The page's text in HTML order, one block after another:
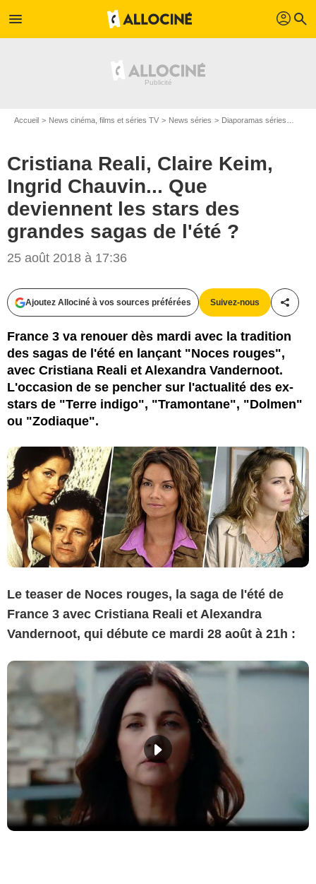
menu profil search
Accueil News cinéma, films et séries TV News séries Diaporamas séries
Cristiana Reali, Claire Keim,
Ingrid Chauvin... Que
deviennent les stars des
grandes sagas de l'été ?
25 août 2018 à 17:36
Ajoutez Allociné à vos sources préférées Suivez-nous
France 3 va renouer dès mardi avec la tradition
des sagas de l'été en lançant "Noces rouges",
avec Cristiana Reali et Alexandra Vandernoot.
L'occasion de se pencher sur l'actualité des ex-
stars de "Terre indigo", "Tramontane", "Dolmen"
ou "Zodiaque".
Le teaser de Noces rouges, la saga de l'été de
France 3 avec Cristiana Reali et Alexandra
Vandernoot, qui débute ce mardi 28 août à 21h :